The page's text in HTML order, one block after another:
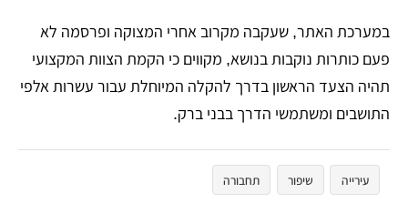
​במערכת האתר, שעקבה מקרוב אחרי המצוקה ופרסמה לא
פעם כותרות נוקבות בנושא, מקווים כי הקמת הצוות המקצועי
תהיה הצעד הראשון בדרך להקלה המיוחלת עבור עשרות אלפי
התושבים ומשתמשי הדרך בבני ברק.
עירייה שיפור תחבורה